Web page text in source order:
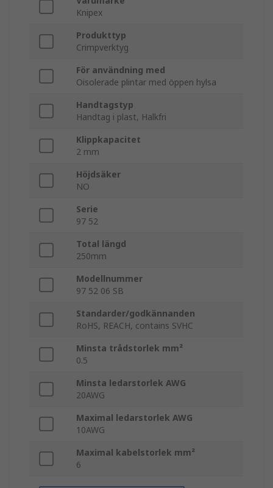
Knipex
Produkttyp
Crimpverktyg
För användning med
Oisolerade plintar med öppen hylsa
Handtagstyp
Handtag i plast, Halkfri
Klippkapacitet
2 mm
Höjdsäker
NO
Serie
97 52
Total längd
250mm
Modellnummer
97 52 06 SB
Standarder/godkännanden
RoHS, REACH, contains SVHC
Minsta trådstorlek mm²
0.5
Minsta ledarstorlek AWG
20AWG
Maximal ledarstorlek AWG
10AWG
Maximal kabelstorlek mm²
6